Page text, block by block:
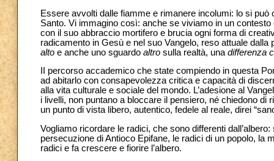
Essere avvolti dalle fiamme e rimanere incolumi: lo si può
Santo. Vi immagino così: anche se viviamo in un
con il suo abbraccio mortifero e brucia ogni forma di
radicamento in Gesù e nel suo Vangelo, reso attuale
alto e anche uno sguardo altro sulla realtà, una differenza
II percorso accademico che state compiendo in questa
ad abitarlo con consapevolezza critica e capacità di
alla vita culturale e sociale del mondo. L’adesione al
i livelli, non puntano a bloccare il pensiero, né chiedono
un punto di vista libero, autentico, fedele al reale, direi
Vogliamo ricordare le radici, che sono differenti
persecuzione di Antioco Epifane, le radici di un popolo, la
radici e fa crescere e fiorire l’albero.